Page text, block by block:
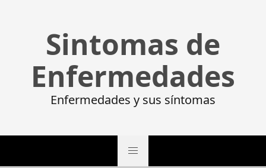
Sintomas de
Enfermedades
Enfermedades y sus síntomas